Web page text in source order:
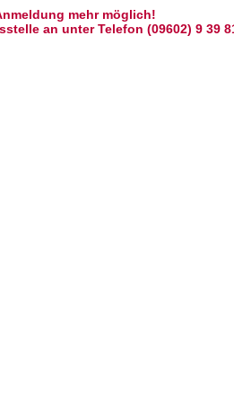
mehr möglich!
an unter Telefon (09602) 9 39